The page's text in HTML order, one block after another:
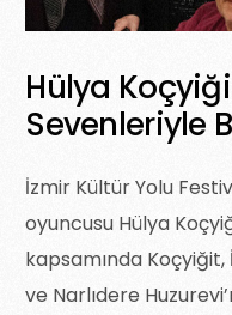
Hülya
Sevenleriyle
İzmir Kültür Yolu
oyuncusu Hülya
kapsamında
ve Narlıdere